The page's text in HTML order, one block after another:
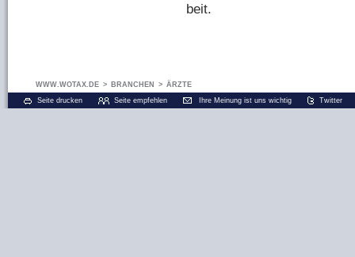
beit.
WWW.WOTAX.DE > BRANCHEN > ÄRZTE
Seite drucken
Seite empfehlen Ihre Meinung ist uns wichtig Twitter